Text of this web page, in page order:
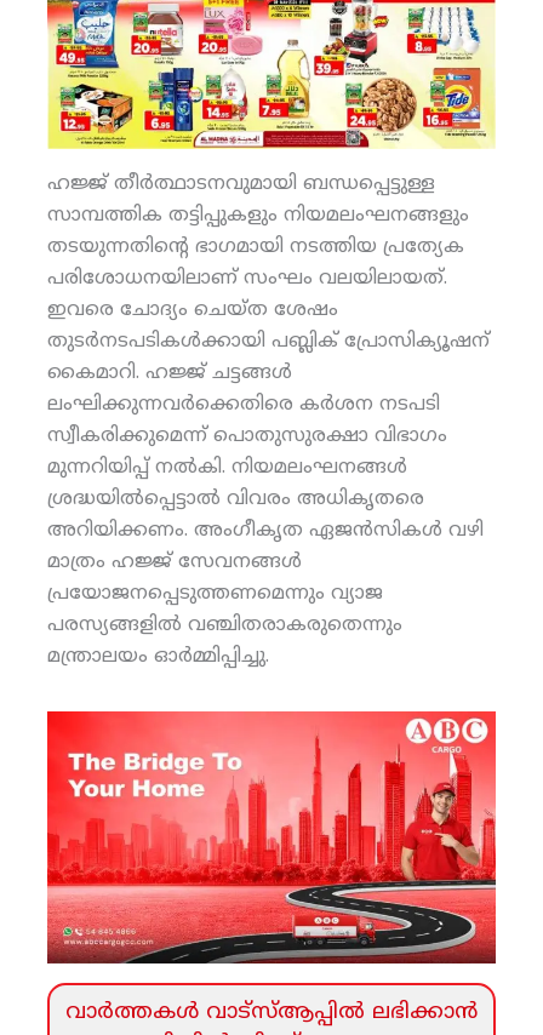
ഹജ്ജ് തീര്‍ത്ഥാടനവുമായി ബന്ധപ്പെട്ടുള്ള
സാമ്പത്തിക തട്ടിപ്പുകളും നിയമലംഘനങ്ങളും
തടയുന്നതിന്റെ ഭാഗമായി നടത്തിയ പ്രത്യേക
പരിശോധനയിലാണ് സംഘം വലയിലായത്.
ഇവരെ ചോദ്യം ചെയ്ത ശേഷം
തുടര്‍നടപടികള്‍ക്കായി പബ്ലിക് പ്രോസിക്യൂഷന്
കൈമാറി. ഹജ്ജ് ചട്ടങ്ങള്‍
ലംഘിക്കുന്നവര്‍ക്കെതിരെ കര്‍ശന നടപടി
സ്വീകരിക്കുമെന്ന് പൊതുസുരക്ഷാ വിഭാഗം
മുന്നറിയിപ്പ് നല്‍കി. നിയമലംഘനങ്ങള്‍
ശ്രദ്ധയില്‍പ്പെട്ടാല്‍ വിവരം അധികൃതരെ
അറിയിക്കണം. അംഗീകൃത ഏജന്‍സികള്‍ വഴി
മാത്രം ഹജ്ജ് സേവനങ്ങള്‍
പ്രയോജനപ്പെടുത്തണമെന്നും വ്യാജ
പരസ്യങ്ങളില്‍ വഞ്ചിതരാകരുതെന്നും
മന്ത്രാലയം ഓര്‍മ്മിപ്പിച്ചു.
വാര്‍ത്തകള്‍ വാട്‌സ്‌ആപ്പില്‍ ലഭിക്കാന്‍